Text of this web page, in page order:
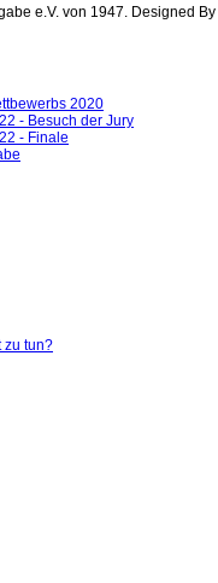
e.V. von 1947. Designed By
2020
- Besuch der Jury
- Finale
zu tun?